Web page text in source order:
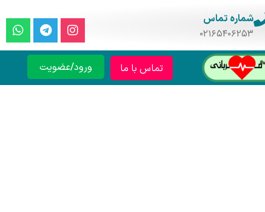
شماره تماس
۰۲۱۶۵۴۰۶۲۵۳
تماس با ما ورود/عضویت